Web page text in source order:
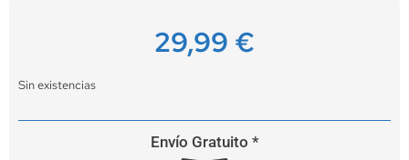
29,99 €
Sin existencias
Envío Gratuito *